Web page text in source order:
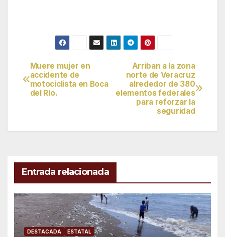
Navegación
de
Arriban a la zona
norte de Veracruz
alrededor de 380
elementos federales
para reforzar la
seguridad
Muere mujer en
accidente de
motociclista en Boca
del Río.
Entrada relacionada
DESTACADA ESTATAL